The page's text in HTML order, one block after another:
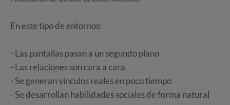
En este tipo de entornos:
- Las pantallas pasan a un segundo plano
- Las relaciones son cara a cara
- Se generan vínculos reales en poco tiempo
- Se desarrollan habilidades sociales de forma natural